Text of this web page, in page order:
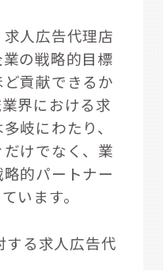
人広告代理店
の戦略的目標
貢献できるか
界における求
岐にわたり、
けでなく、業
的パートナー
います。
する求人広告代